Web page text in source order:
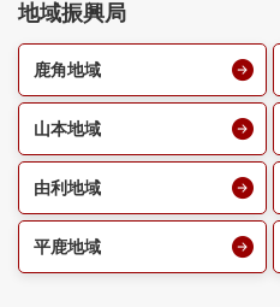
地域振興局
鹿角地域
山本地域
由利地域
平鹿地域